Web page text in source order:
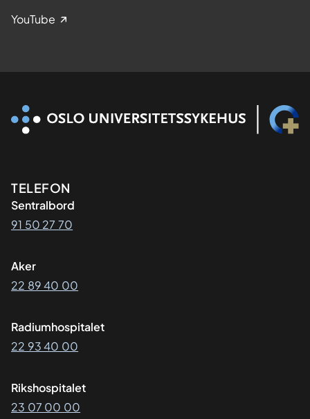
YouTube
Kontaktinformasjon
TELEFON
Sentralbord
91 50 27 70
Aker
22 89 40 00
Radiumhospitalet
22 93 40 00
Rikshospitalet
23 07 00 00